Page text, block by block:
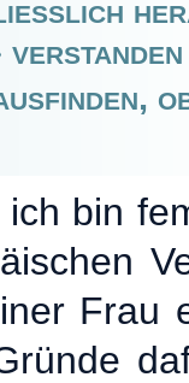
bin
Frau